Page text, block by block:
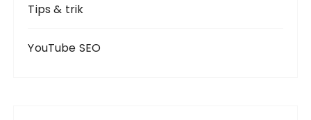
Tips & trik
YouTube SEO